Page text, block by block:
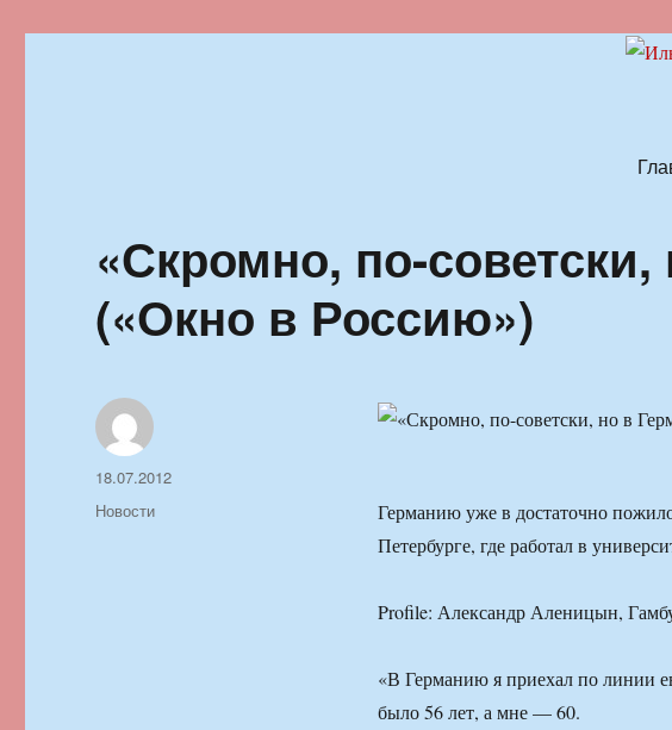
«Скромно, по-
(«Окно в Россию»)
Германию уже в достаточно
Петербурге, где работал в
Profile: Александр Аленицын,
«В Германию я приехал по линии
было 56 лет, а мне — 60.
Автор
Опубликовано
18.07.2012
Рубрики
Новости